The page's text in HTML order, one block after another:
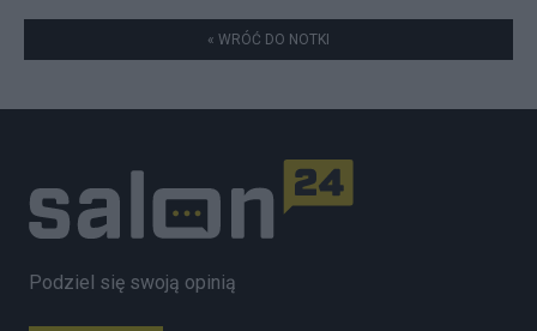
« WRÓĆ DO NOTKI
Podziel się swoją opinią